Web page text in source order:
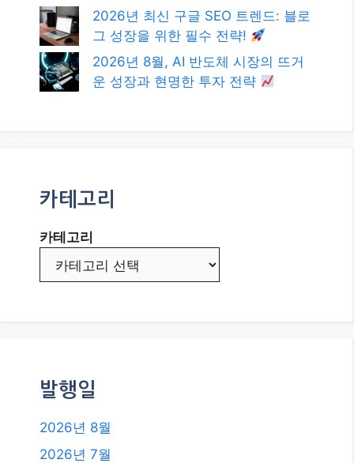
2026년 최신 구글 SEO 트렌드: 블로
그 성장을 위한 필수 전략!
2026년 8월, AI 반도체 시장의 뜨거
운 성장과 현명한 투자 전략
카테고리
카테고리
발행일
2026년 8월
2026년 7월